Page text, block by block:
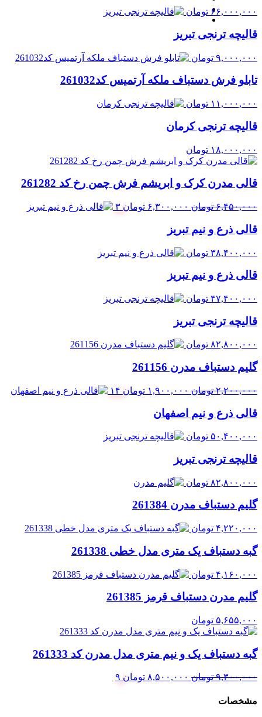
۶۶,۰۰۰,۰۰۰ تومان
قالیچه ترنجی تبریز
۹,۰۰۰,۰۰۰ تومان
تابلو فرش دستباف ملکه آرتمیس کد261032
۱۱,۰۰۰,۰۰۰ تومان
قالیچه ترنجی کرمان
۱۸,۰۰۰,۰۰۰ تومان
قالی مدرن کرک و ابریشم فرش چمن رخ کد 261282
۶,۴۵۰,۰۰۰ تومان قیمت
بود.
۶,۳۰۰,۰۰۰ تومان قیمت
۳
قالی ذرع و نیم تبریز
۳۸,۴۰۰,۰۰۰ تومان
قالی ذرع و نیم تبریز
۴۷,۴۰۰,۰۰۰ تومان
قالیچه ترنجی تبریز
۸۲,۸۰۰,۰۰۰ تومان
گلیم دستباف مدرن 261156
۲,۲۰۰,۰۰۰ تومان قیمت
۱,۹۰۰,۰۰۰ تومان قیمت
۱۴
قالی ذرع و نیم اصفهان
۵۰,۴۰۰,۰۰۰ تومان
قالیچه ترنجی تبریز
۸۲,۸۰۰,۰۰۰ تومان
گلیم دستباف مدرن 261384
۴,۲۲۰,۰۰۰ تومان
گبه دستباف یک متری مدل خطی 261338
۴,۱۶۰,۰۰۰ تومان
گلیم مدرن دستباف قرمز 261385
۵,۶۵۵,۰۰۰ تومان
گبه دستباف یک و نیم متری مدل مدرن کد 261333
۹,۳۰۰,۰۰۰ تومان قیمت
۸,۵۰۰,۰۰۰ تومان قیمت
۹
مشخصات